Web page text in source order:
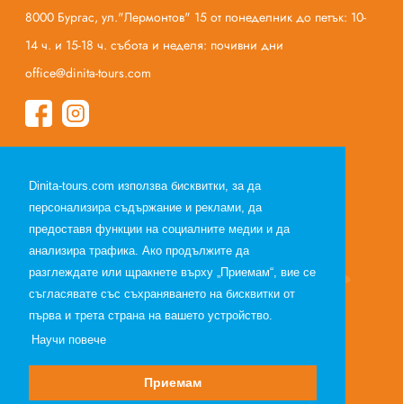
Dinita-tours.com използва бисквитки, за да
персонализира съдържание и реклами, да
предоставя функции на социалните медии и да
анализира трафика. Ако продължите да
разглеждате или щракнете върху „Приемам“, вие се
съгласявате със съхраняването на бисквитки от
първа и трета страна на вашето устройство.
Научи повече
Приемам
8000 Бургас, ул."Лермонтов" 15 от понеделник до петък: 10-
14 ч. и 15-18 ч. събота и неделя: почивни дни
office@dinita-tours.com
За нас
Полезна информация
Общи условия по договор за екскурзия
Общи условия по договор за почивка
Лични данни
Партньори